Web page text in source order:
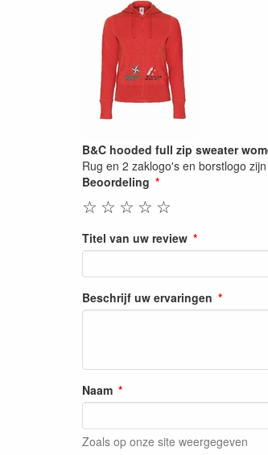
B&C hooded full zip sweater
Rug en 2 zaklogo's en borstlogo
Beoordeling
☆
☆
☆
☆
☆
Titel van uw review
Beschrijf uw ervaringen
Naam
Zoals op onze site weergegeven